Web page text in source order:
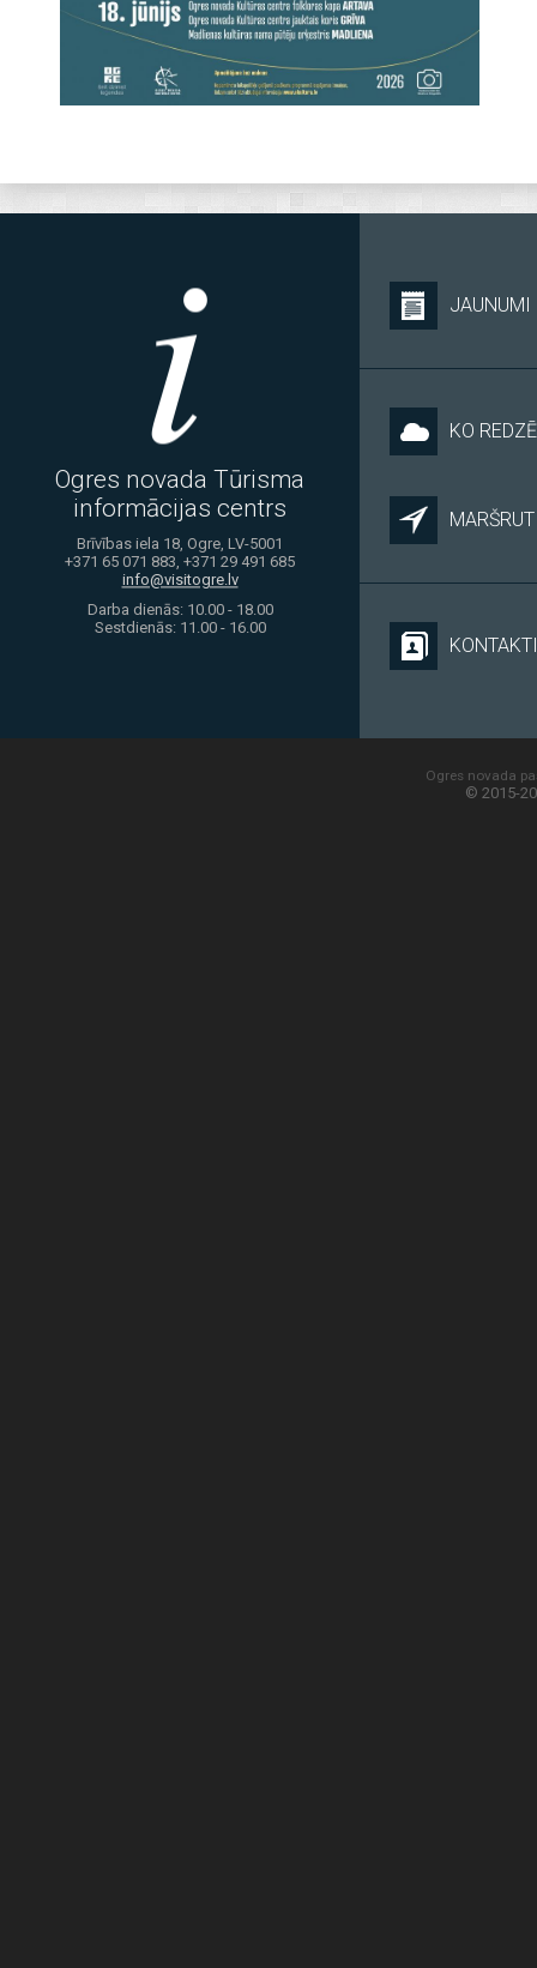
Ogres novada Tūrisma
informācijas centrs
Brīvības iela 18, Ogre, LV-5001
+371 65 071 883, +371 29 491 685
info@visitogre.lv
Darba dienās: 10.00 - 18.00
Sestdienās: 11.00 - 16.00
JAUNUMI
KO
KONTAKTI
Ogres novada
© 2015-